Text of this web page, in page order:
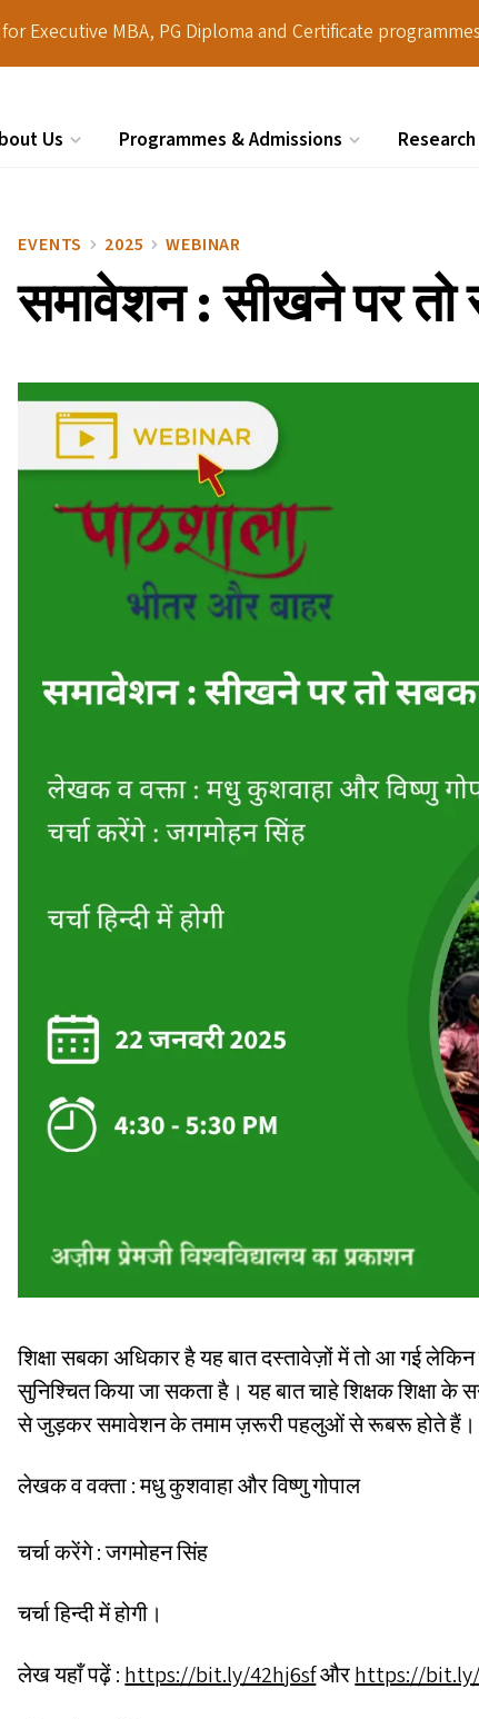
Executive MBA, PG Diploma and Certificate
Us Programmes & Admissions Research
EVENTS 2025 WEBINAR
समावेशन : सीखने पर तो
शिक्षा सबका अधिकार है यह बात दस्तावेज़ों में तो आ गई
सुनिश्चित किया जा सकता है। यह बात चाहे शिक्षक शिक्षा के
से जुड़कर समावेशन के तमाम ज़रूरी पहलुओं से रूबरू होते हैं।
लेखक व वक्ता : मधु कुशवाहा और विष्णु गोपाल
चर्चा करेंगे : जगमोहन सिंह
चर्चा हिन्‍दी में होगी।
लेख यहाँ पढ़ें :https://​bit​.ly/​4​2​hj6sfऔरhttps://​